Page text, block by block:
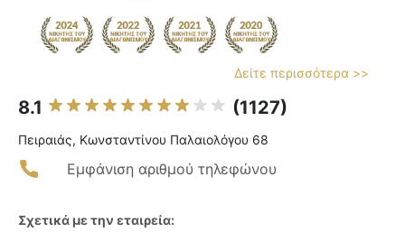
Δείτε περισσότερα >>
8.1 (1127)
Πειραιάς, Κωνσταντίνου Παλαιολόγου 68
Εμφάνιση αριθμού τηλεφώνου
Σχετικά με την εταιρεία: